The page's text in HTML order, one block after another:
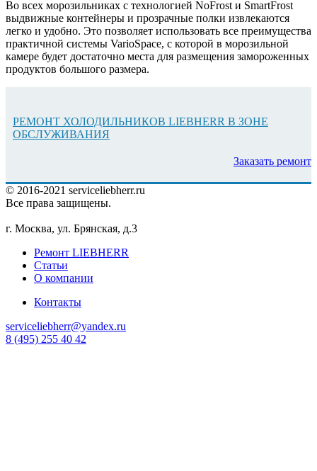
Во всех морозильниках с технологией NoFrost и SmartFrost
выдвижные контейнеры и прозрачные полки извлекаются
легко и удобно. Это позволяет использовать все преимущества
практичной системы VarioSpace, с которой в морозильной
камере будет достаточно места для размещения замороженных
продуктов большого размера.
РЕМОНТ ХОЛОДИЛЬНИКОВ LIEBHERR В ЗОНЕ
ОБСЛУЖИВАНИЯ
Заказать ремонт
© 2016-2021 serviceliebherr.ru
Все права защищены.
г. Москва, ул. Брянская, д.3
Ремонт LIEBHERR
Статьи
О компании
Контакты
serviceliebherr@yandex.ru
8 (495) 255 40 42